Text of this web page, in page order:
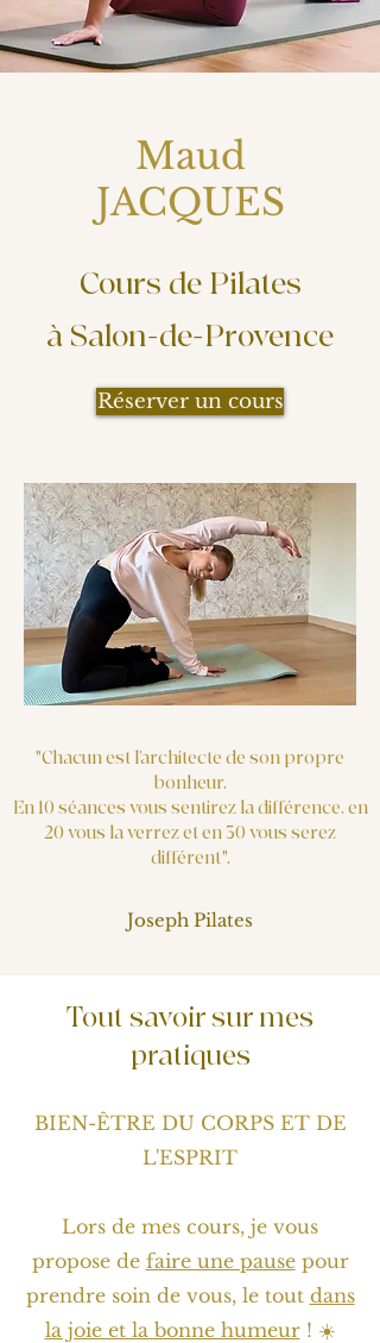
Maud
JACQUES
Cours de Pilates
à Salon-de-Provence
Réserver un cours
"Chacun est l’architecte de son propre
bonheur.
En 10 séances vous sentirez la différence, en
20 vous la verrez et en 30 vous serez
différent".
Joseph Pilates
Tout savoir sur mes
pratiques
BIEN-ÊTRE DU CORPS ET DE
L'ESPRIT
Lors de mes cours, je vous
propose de faire une pausepour
prendre soin de vous, le tout dans
la joie et la bonne humeur! ☀️